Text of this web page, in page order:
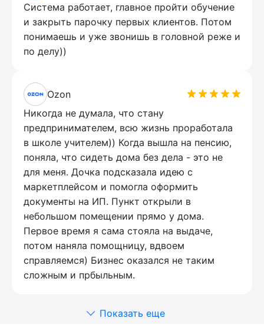
Система работает, главное пройти обучение
и закрыть парочку первых клиентов. Потом
понимаешь и уже звонишь в головной реже и
по делу))
Ozon
Никогда не думала, что стану
предпринимателем, всю жизнь проработала
в школе учителем)) Когда вышла на пенсию,
поняла, что сидеть дома без дела - это не
для меня. Дочка подсказала идею с
маркетплейсом и помогла оформить
документы на ИП. Пункт открыли в
небольшом помещении прямо у дома.
Первое время я сама стояла на выдаче,
потом наняла помощницу, вдвоем
справляемся) Бизнес оказался не таким
сложным и прбыльным.
Показать еще